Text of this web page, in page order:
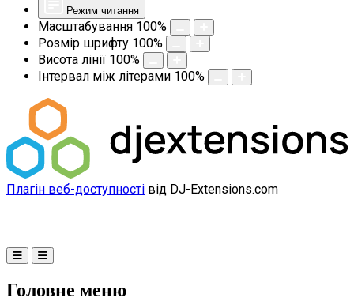
Режим читання
Масштабування 100%
Розмір шрифту 100%
Висота лінії 100%
Інтервал між літерами 100%
Плагін веб-доступності від DJ-Extensions.com
Головне меню